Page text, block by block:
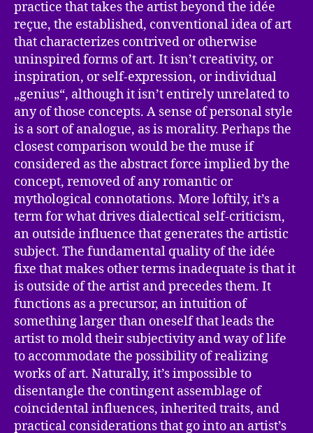
practice that takes the artist beyond the idée
reçue, the established, conventional idea of art
that characterizes contrived or otherwise
uninspired forms of art. It isn’t creativity, or
inspiration, or self-expression, or individual
„genius“, although it isn’t entirely unrelated to
any of those concepts. A sense of personal style
is a sort of analogue, as is morality. Perhaps the
closest comparison would be the muse if
considered as the abstract force implied by the
concept, removed of any romantic or
mythological connotations. More loftily, it’s a
term for what drives dialectical self-criticism,
an outside influence that generates the artistic
subject. The fundamental quality of the idée
fixe that makes other terms inadequate is that it
is outside of the artist and precedes them. It
functions as a precursor, an intuition of
something larger than oneself that leads the
artist to mold their subjectivity and way of life
to accommodate the possibility of realizing
works of art. Naturally, it’s impossible to
disentangle the contingent assemblage of
coincidental influences, inherited traits, and
practical considerations that go into an artist’s